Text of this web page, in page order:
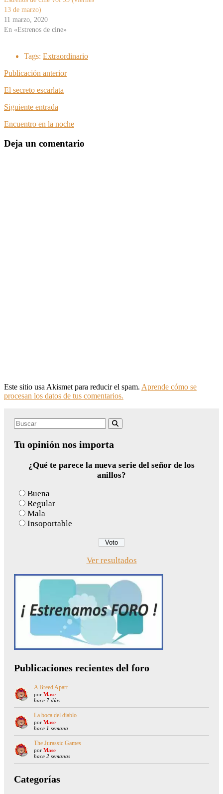
13 de marzo)
11 marzo, 2020
En «Estrenos de cine»
Tags: Extraordinario
Publicación anterior
El secreto escarlata
Siguiente entrada
Encuentro en la noche
Deja un comentario
Este sitio usa Akismet para reducir el spam. Aprende cómo se
procesan los datos de tus comentarios.
Search
Tu opinión nos importa
¿Qué te parece la nueva serie del señor de los
anillos?
Buena
Regular
Mala
Insoportable
Ver resultados
Publicaciones recientes del foro
A Breed Apart
por Mase
hace 7 días
La boca del diablo
por Mase
hace 1 semana
The Jurassic Games
por Mase
hace 2 semanas
Categorías